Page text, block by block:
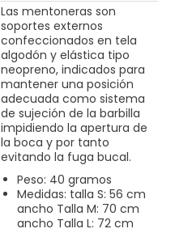
Las mentoneras son
soportes externos
confeccionados en tela
algodón y elástica tipo
neopreno, indicados para
mantener una posición
adecuada como sistema
de sujeción de la barbilla
impidiendo la apertura de
la boca y por tanto
evitando la fuga bucal.
Peso: 40 gramos
Medidas: talla S: 56 cm
ancho Talla M: 70 cm
ancho Talla L: 72 cm